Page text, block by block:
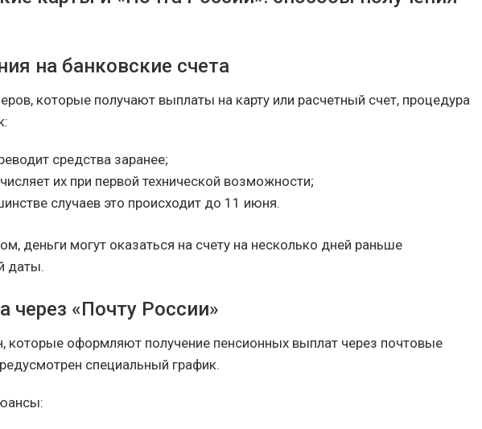
на банковские счета
которые получают выплаты на карту или расчетный счет, процедура
средства заранее;
их при первой технической возможности;
случаев это происходит до 11 июня.
деньги могут оказаться на счету на несколько дней раньше
даты.
через «Почту России»
которые оформляют получение пенсионных выплат через почтовые
специальный график.